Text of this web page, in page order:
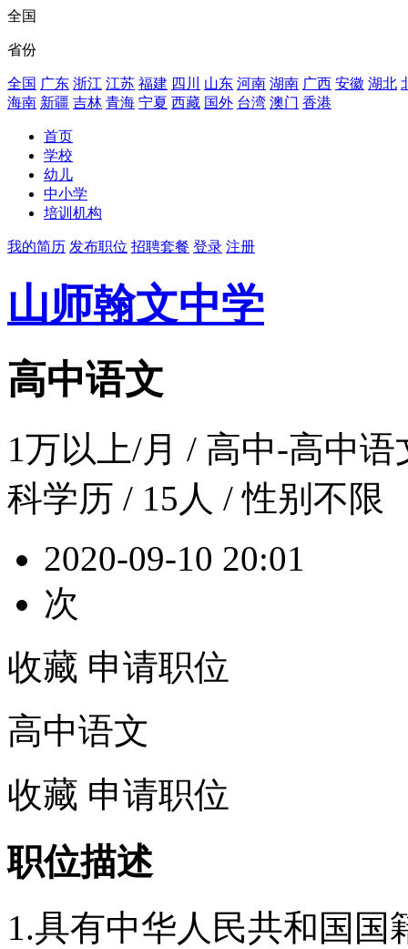
全国
省份
全国 广东 浙江 江苏 福建 四川 山东 河南 湖南 广西 安徽 湖北
海南 新疆 吉林 青海 宁夏 西藏 国外 台湾 澳门 香港
首页
学校
幼儿
中小学
培训机构
我的简历 发布职位 招聘套餐 登录 注册
山师翰文中学
高中语文
1万以上/月 / 高中-高中语
科学历 / 15人 / 性别不限
2020-09-10 20:01
次
收藏 申请职位
高中语文
收藏 申请职位
职位描述
1.具有中华人民共和国